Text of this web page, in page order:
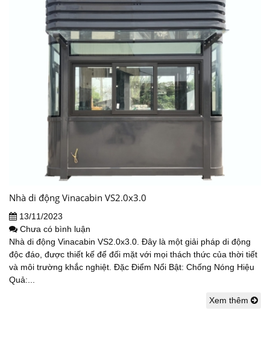
Nhà di động Vinacabin VS2.0x3.0
13/11/2023
Chưa có bình luận
Nhà di động Vinacabin VS2.0x3.0. Đây là một giải pháp di động
độc đáo, được thiết kế để đối mặt với mọi thách thức của thời tiết
và môi trường khắc nghiệt. Đặc Điểm Nổi Bật: Chống Nóng Hiệu
Quả:...
Xem thêm